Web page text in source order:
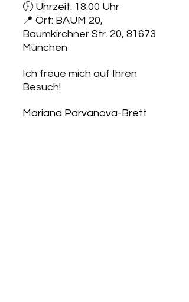
🕕 Uhrzeit: 18:00 Uhr
📍 Ort: BAUM 20,
Baumkirchner Str. 20, 81673
München
Ich freue mich auf Ihren
Besuch!
Mariana Parvanova-Brett